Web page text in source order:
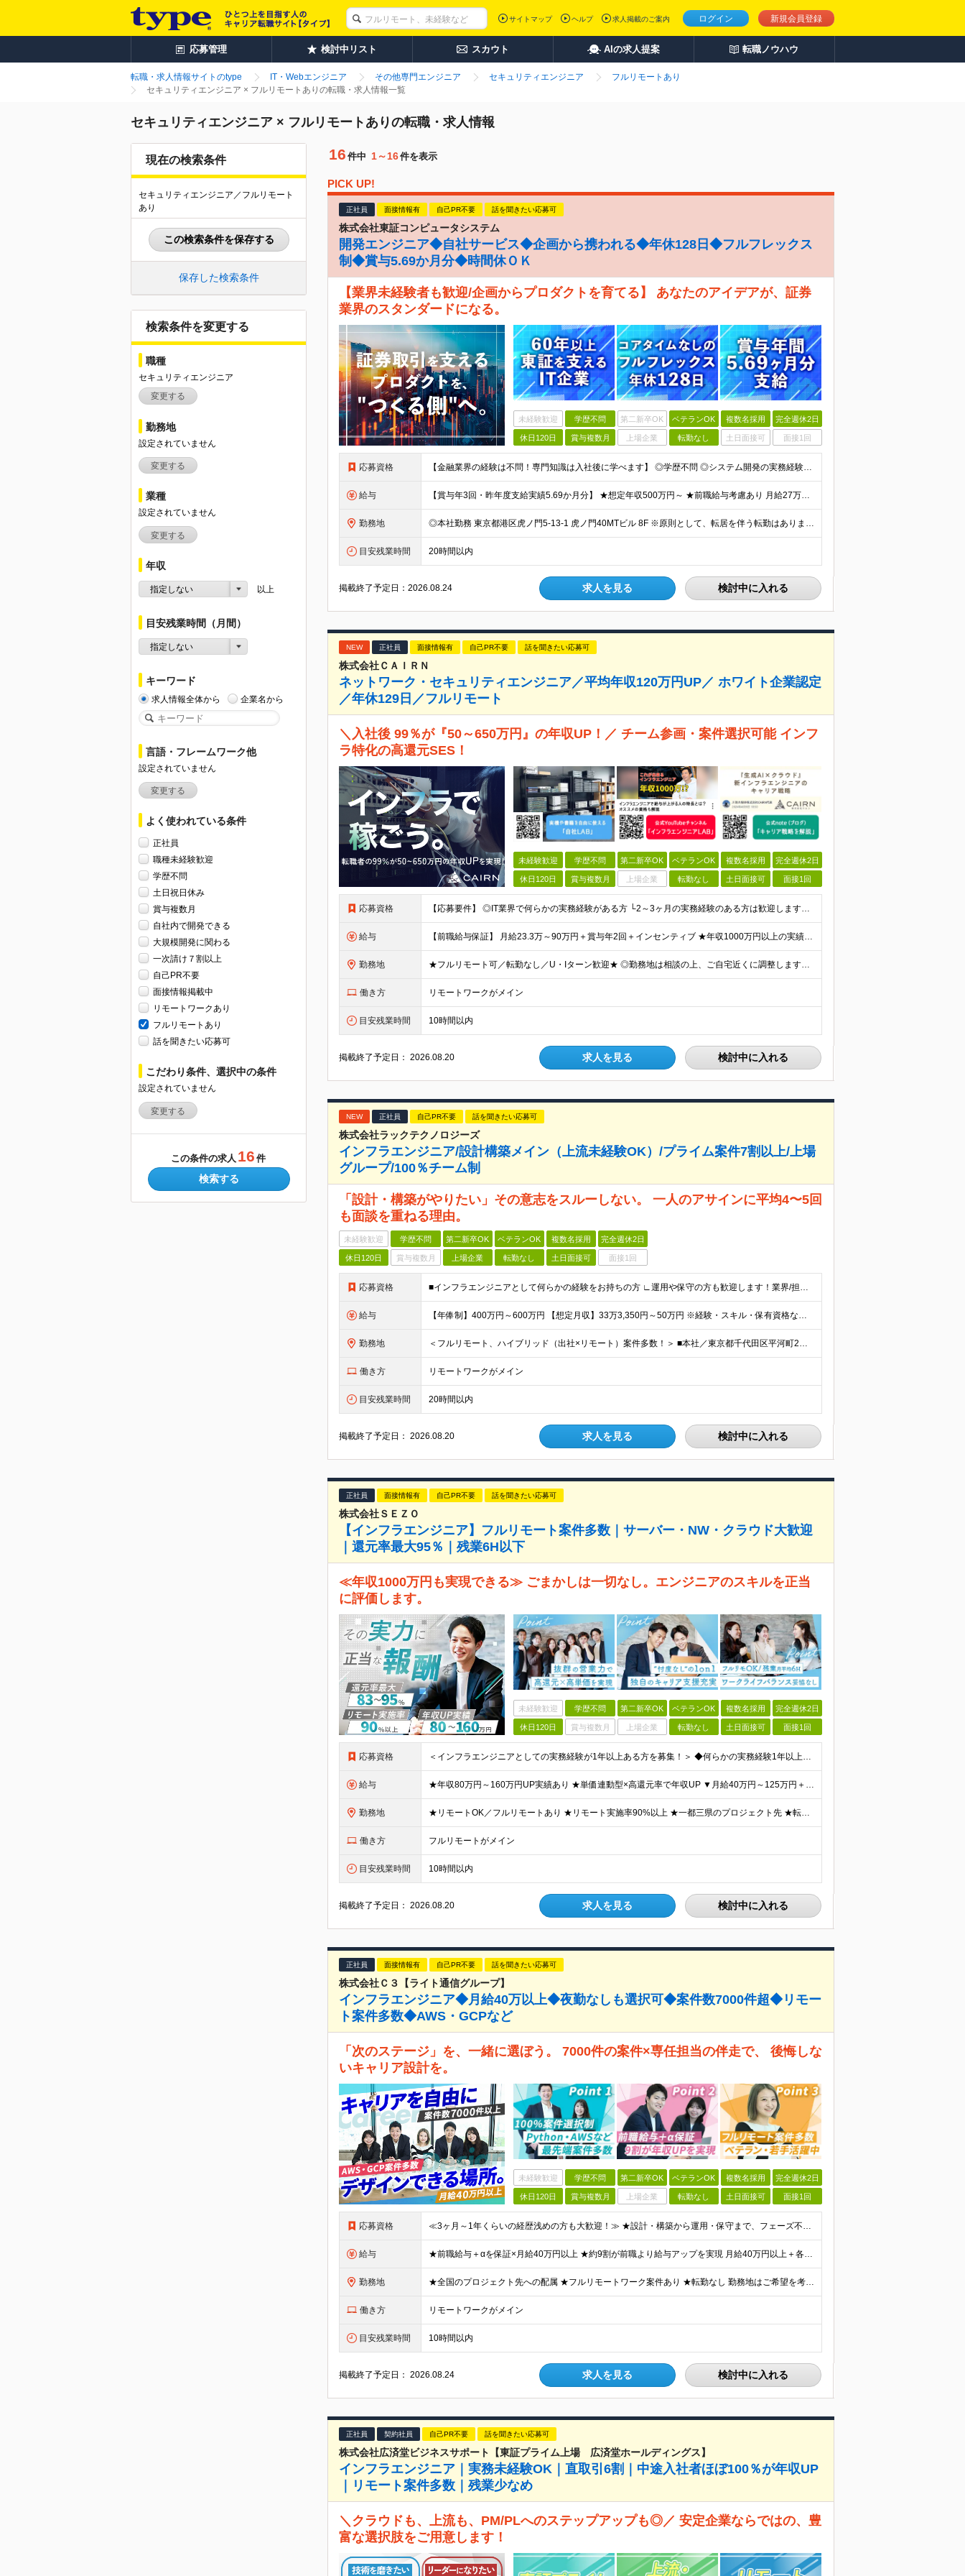
ログイン 新規会員登録
サイトマップ ヘルプ 求人掲載のご案内
応募管理 検討中リスト スカウト AIの求人提案 転職ノウハウ
転職・求人情報サイトのtype IT・Webエンジニア その他専門エンジニア セキュリティエンジニア
フルリモートあり
セキュリティエンジニア × フルリモートありの転職・求人情報一覧
セキュリティエンジニア × フルリモートありの転職・求人情報
現在の検索条件
セキュリティエンジニア／フルリモート
あり
この検索条件を保存する
保存した検索条件
検索条件を変更する
職種
セキュリティエンジニア
変更する
勤務地
設定されていません
変更する
業種
設定されていません
変更する
年収
指定しない 以上
目安残業時間（月間）
指定しない
キーワード
求人情報全体から 企業名から
言語・フレームワーク他
設定されていません
変更する
よく使われている条件
正社員
職種未経験歓迎
学歴不問
土日祝日休み
賞与複数月
自社内で開発できる
大規模開発に関わる
一次請け７割以上
自己PR不要
面接情報掲載中
リモートワークあり
フルリモートあり
話を聞きたい応募可
こだわり条件、選択中の条件
設定されていません
変更する
この条件の求人 16 件
検索する
16 件中 1～16件を表示
PICK UP!
正社員 面接情報有 自己PR不要 話を聞きたい応募可
株式会社東証コンピュータシステム
開発エンジニア◆自社サービス◆企画から携われる◆年休128日◆フルフレックス
制◆賞与5.69か月分◆時間休ＯＫ
【業界未経験者も歓迎/企画からプロダクトを育てる】 あなたのアイデアが、証券
業界のスタンダードになる。
未経験歓迎 学歴不問 第二新卒OK ベテランOK 複数名採用 完全週休2日
休日120日 賞与複数月 上場企業 転勤なし 土日面接可 面接1回
応募資格 【金融業界の経験は不問！専門知識は入社後に学べます】 ◎学歴不問 ◎システム開発の実務経験をお持ちの方 └3年以上・Java、C#いずれかの使用経験をお持ちの方を想定しております 【以下のような方は
給与 【賞与年3回・昨年度支給実績5.69か月分】 ★想定年収500万円～ ★前職給与考慮あり 月給27万円～59万円 +残業代全額支給(1分単位、監督職以下) +人事評価による賞与年2回（4月/10月）
勤務地 ◎本社勤務 東京都港区虎ノ門5-13-1 虎ノ門40MTビル 8F ※原則として、転居を伴う転勤はありません ※(変更の範囲)上記を除く当社関連勤務地
目安残業時間 20時間以内
掲載終了予定日：2026.08.24 求人を見る 検討中に入れる
NEW 正社員 面接情報有 自己PR不要 話を聞きたい応募可
株式会社ＣＡＩＲＮ
ネットワーク・セキュリティエンジニア／平均年収120万円UP／ ホワイト企業認定
／年休129日／フルリモート
＼入社後 99％が『50～650万円』の年収UP！／ チーム参画・案件選択可能 インフ
ラ特化の高還元SES！
未経験歓迎 学歴不問 第二新卒OK ベテランOK 複数名採用 完全週休2日
休日120日 賞与複数月 上場企業 転勤なし 土日面接可 面接1回
応募資格 【応募要件】 ◎IT業界で何らかの実務経験がある方 └2～3ヶ月の実務経験のある方は歓迎します！ 例）PCキッティングやモバイル通信基地局の業務経験者など インフラエンジニアとしてご経験のある方は、
給与 【前職給与保証】 月給23.3万～90万円＋賞与年2回＋インセンティブ ★年収1000万円以上の実績あり！ ※上記月給には月20～30時間分（2万9,300円～21万7,900円）の固定残業代を含み
勤務地 ★フルリモート可／転勤なし／U・Iターン歓迎★ ◎勤務地は相談の上、ご自宅近くに調整します！ 【勤務地】 本社、または東京／埼玉／千葉／神奈川／愛知／仙台のクライアント先 ◎完全在宅（フルリモート）
働き方 リモートワークがメイン
目安残業時間 10時間以内
掲載終了予定日：2026.08.20 求人を見る 検討中に入れる
NEW 正社員 自己PR不要 話を聞きたい応募可
株式会社ラックテクノロジーズ
インフラエンジニア/設計構築メイン（上流未経験OK）/プライム案件7割以上/上場
グループ/100％チーム制
「設計・構築がやりたい」その意志をスルーしない。 一人のアサインに平均4〜5回
も面談を重ねる理由。
未経験歓迎 学歴不問 第二新卒OK ベテランOK 複数名採用 完全週休2日
休日120日 賞与複数月 上場企業 転勤なし 土日面接可 面接1回
応募資格 ■インフラエンジニアとして何らかの経験をお持ちの方 ∟運用や保守の方も歓迎します！業界/担当フェーズは問いません 100％チーム配属なので、サポート体制が整っています！ ■学歴不問 ＜こんな想い
給与 【年俸制】400万円～600万円 【想定月収】33万3,350円～50万円 ※経験・スキル・保有資格などを考慮して決定します。 ※月額給与は年俸の12分の1を毎月支給します。 ※年俸には前払退職金、住
勤務地 ＜フルリモート、ハイブリッド（出社×リモート）案件多数！＞ ■本社／東京都千代田区平河町2丁目16番1号 平河町森タワー ※転居を伴う転勤はありません。 ■クライアント先（東京・神奈川・千葉・埼玉）
働き方 リモートワークがメイン
目安残業時間 20時間以内
掲載終了予定日：2026.08.20 求人を見る 検討中に入れる
正社員 面接情報有 自己PR不要 話を聞きたい応募可
株式会社ＳＥＺＯ
【インフラエンジニア】フルリモート案件多数｜サーバー・NW・クラウド大歓迎
｜還元率最大95％｜残業6H以下
≪年収1000万円も実現できる≫ ごまかしは一切なし。エンジニアのスキルを正当
に評価します。
未経験歓迎 学歴不問 第二新卒OK ベテランOK 複数名採用 完全週休2日
休日120日 賞与複数月 上場企業 転勤なし 土日面接可 面接1回
応募資格 ＜インフラエンジニアとしての実務経験が1年以上ある方を募集！＞ ◆何らかの実務経験1年以上をお持ちの方 ◆既卒・ブランクもOK ◆学歴不問 ◆転職回数は一切問いません ◆オンプレ・クラウドの経験は不問
給与 ★年収80万円～160万円UP実績あり ★単価連動型×高還元率で年収UP ▼月給40万円～125万円＋各種手当 ┗想定年収：400万円～1500万円 ※固定残業代（30時間分／7万6000円～）を含
勤務地 ★リモートOK／フルリモートあり ★リモート実施率90%以上 ★一都三県のプロジェクト先 ★転居を伴う転勤なし ＜理想の働き方を実現できます！＞ ・フルリモート ・リモートと出社のハイブリッド ・フ
働き方 フルリモートがメイン
目安残業時間 10時間以内
掲載終了予定日：2026.08.20 求人を見る 検討中に入れる
正社員 面接情報有 自己PR不要 話を聞きたい応募可
株式会社Ｃ３【ライト通信グループ】
インフラエンジニア◆月給40万以上◆夜勤なしも選択可◆案件数7000件超◆リモー
ト案件多数◆AWS・GCPなど
「次のステージ」を、一緒に選ぼう。 7000件の案件×専任担当の伴走で、 後悔しな
いキャリア設計を。
未経験歓迎 学歴不問 第二新卒OK ベテランOK 複数名採用 完全週休2日
休日120日 賞与複数月 上場企業 転勤なし 土日面接可 面接1回
応募資格 ≪3ヶ月～1年くらいの経歴浅めの方も大歓迎！≫ ★設計・構築から運用・保守まで、フェーズ不問で歓迎します！ ■インフラエンジニアとして何かしらの経験をお持ちの方（工程不問） ■第二新卒・ブランクOK
給与 ★前職給与＋αを保証×月給40万円以上 ★約9割が前職より給与アップを実現 月給40万円以上＋各種手当＋賞与 ＜9割が年収アップを実現＞ 入社されたエンジニアの9割が前職よりも給与アップをしていま
勤務地 ★全国のプロジェクト先への配属 ★フルリモートワーク案件あり ★転勤なし 勤務地はご希望を考慮し、決定します。 「自宅から近い場所が良い」といった要望もお聞かせください！ ＜配属エリア＞ ［東北］
働き方 リモートワークがメイン
目安残業時間 10時間以内
掲載終了予定日：2026.08.24 求人を見る 検討中に入れる
正社員 契約社員 自己PR不要 話を聞きたい応募可
株式会社広済堂ビジネスサポート【東証プライム上場 広済堂ホールディングス】
インフラエンジニア｜実務未経験OK｜直取引6割｜中途入社者ほぼ100％が年収UP
｜リモート案件多数｜残業少なめ
＼クラウドも、上流も、PM/PLへのステップアップも◎／ 安定企業ならではの、豊
富な選択肢をご用意します！